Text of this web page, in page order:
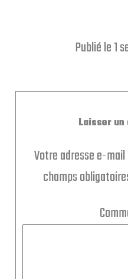
Publié le 1
Laisser
Votre adresse e-
champs